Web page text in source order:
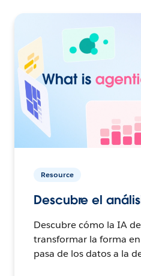
Resource
Descubre el
Descubre cómo la IA
transformar la forma
pasa de los datos a la